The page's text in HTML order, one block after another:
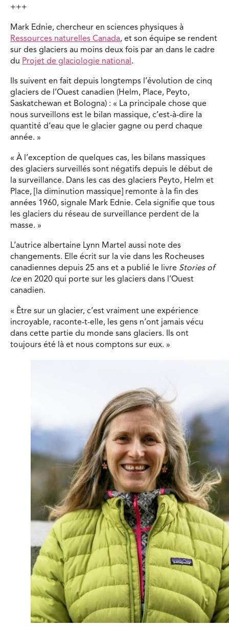
+++
Mark Ednie, chercheur en sciences physiques à
Ressources naturelles Canada, et son équipe se rendent
sur des glaciers au moins deux fois par an dans le cadre
du Projet de glaciologie national .
Ils suivent en fait depuis longtemps l’évolution de cinq
glaciers de l’Ouest canadien (Helm, Place, Peyto,
Saskatchewan et Bologna) : « La principale chose que
nous surveillons est le bilan massique, c’est-à-dire la
quantité d’eau que le glacier gagne ou perd chaque
année. »
« À l’exception de quelques cas, les bilans massiques
des glaciers surveillés sont négatifs depuis le début de
la surveillance. Dans les cas des glaciers Peyto, Helm et
Place, [la diminution massique] remonte à la fin des
années 1960, signale Mark Ednie. Cela signifie que tous
les glaciers du réseau de surveillance perdent de la
masse. »
L’autrice albertaine Lynn Martel aussi note des
changements. Elle écrit sur la vie dans les Rocheuses
canadiennes depuis 25 ans et a publié le livre Stories of
Iceen 2020 qui porte sur les glaciers dans l’Ouest
canadien.
« Être sur un glacier, c’est vraiment une expérience
incroyable, raconte-t-elle, les gens n’ont jamais vécu
dans cette partie du monde sans glaciers. Ils ont
toujours été là et nous comptons sur eux. »